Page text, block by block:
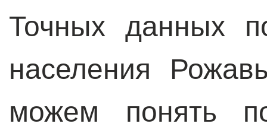
Точных данных
населения
можем понять